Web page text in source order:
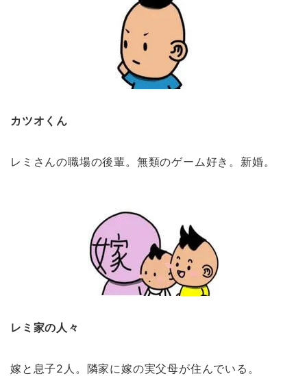
カツオくん
レミさんの職場の後輩。無類のゲーム好き。新婚。
レミ家の人々
嫁と息子2人。隣家に嫁の実父母が住んでいる。